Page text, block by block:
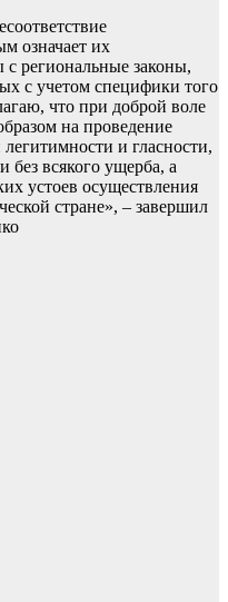
означает их
региональные законы,
с учетом специфики того
что при доброй воле
на проведение
и гласности,
без всякого ущерба, а
устоев осуществления
стране», – завершил